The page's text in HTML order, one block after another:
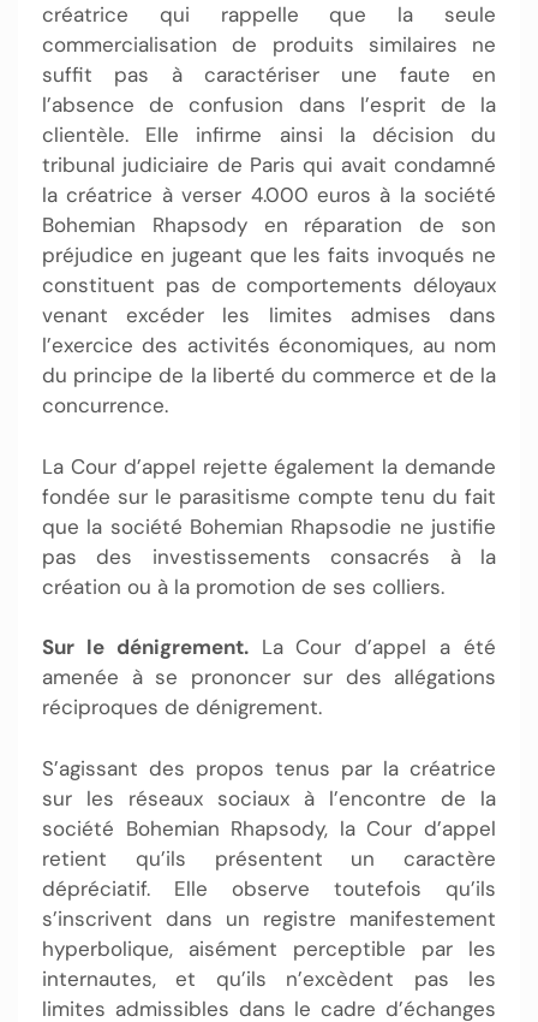
créatrice qui rappelle que la seule
commercialisation de produits similaires ne
suffit pas à caractériser une faute en
l’absence de confusion dans l’esprit de la
clientèle. Elle infirme ainsi la décision du
tribunal judiciaire de Paris qui avait condamné
la créatrice à verser 4.000 euros à la société
Bohemian Rhapsody en réparation de son
préjudice en jugeant que les faits invoqués ne
constituent pas de comportements déloyaux
venant excéder les limites admises dans
l’exercice des activités économiques, au nom
du principe de la liberté du commerce et de la
concurrence.
La Cour d’appel rejette également la demande
fondée sur le parasitisme compte tenu du fait
que la société Bohemian Rhapsodie ne justifie
pas des investissements consacrés à la
création ou à la promotion de ses colliers.
Sur le dénigrement.La Cour d’appel a été
amenée à se prononcer sur des allégations
réciproques de dénigrement.
S’agissant des propos tenus par la créatrice
sur les réseaux sociaux à l’encontre de la
société Bohemian Rhapsody, la Cour d’appel
retient qu’ils présentent un caractère
dépréciatif. Elle observe toutefois qu’ils
s’inscrivent dans un registre manifestement
hyperbolique, aisément perceptible par les
internautes, et qu’ils n’excèdent pas les
limites admissibles dans le cadre d’échanges